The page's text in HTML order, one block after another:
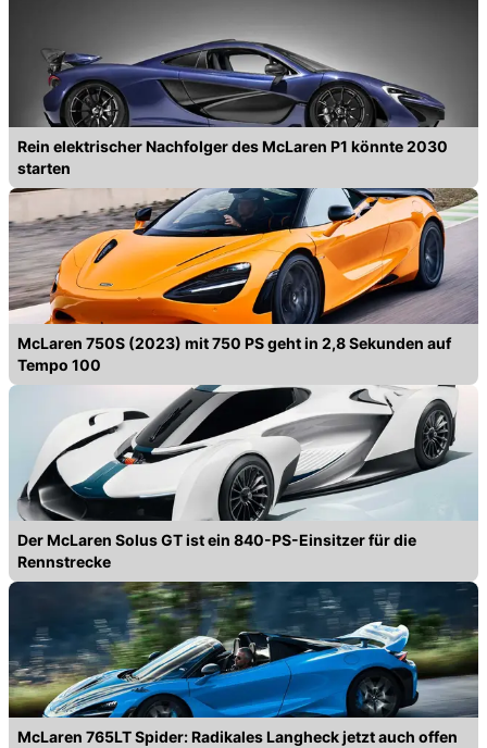
Rein elektrischer Nachfolger des McLaren P1 könnte 2030
starten
McLaren 750S (2023) mit 750 PS geht in 2,8 Sekunden auf
Tempo 100
Der McLaren Solus GT ist ein 840-PS-Einsitzer für die
Rennstrecke
McLaren 765LT Spider: Radikales Langheck jetzt auch offen